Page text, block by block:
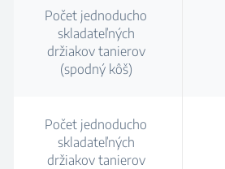
Počet jednoducho
skladateľných
držiakov tanierov
(spodný kôš)
Počet jednoducho
skladateľných
držiakov tanierov